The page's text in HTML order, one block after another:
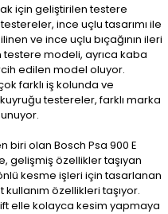
için geliştirilen testere
ince uçlu tasarımı ile
ve ince uçlu bıçağının ileri
modeli, ayrıca kaba
edilen model oluyor.
farklı iş kolunda ve
testereler, farklı marka
biri olan Bosch Psa 900 E
gelişmiş özellikler taşıyan
kesme işleri için tasarlanan
özellikleri taşıyor.
elle kolayca kesim yapmaya